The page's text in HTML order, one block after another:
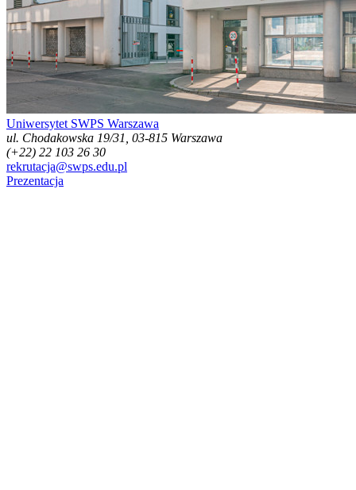
Uniwersytet SWPS Warszawa
ul. Chodakowska 19/31, 03-815 Warszawa
(+22) 22 103 26 30
rekrutacja@swps.edu.pl
Prezentacja